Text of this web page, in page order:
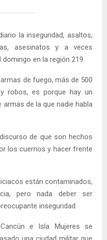
la inseguridad, asaltos,
asesinatos y a veces
en la región 219.
de fuego, más de 500
robos, es porque hay un
armas de la que nadie habla
de que son hechos
los cuernos y hacer frente
están contaminados,
pero nada deber ser
inseguridad.
e Isla Mujeres se